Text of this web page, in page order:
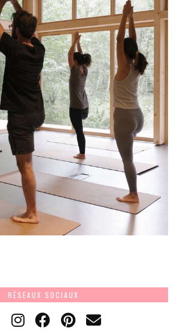
RÉSEAUX SOCIAUX